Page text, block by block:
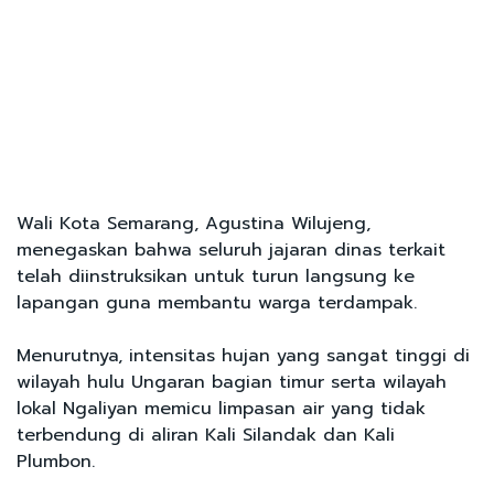
Wali Kota Semarang, Agustina Wilujeng,
menegaskan bahwa seluruh jajaran dinas terkait
telah diinstruksikan untuk turun langsung ke
lapangan guna membantu warga terdampak.
Menurutnya, intensitas hujan yang sangat tinggi di
wilayah hulu Ungaran bagian timur serta wilayah
lokal Ngaliyan memicu limpasan air yang tidak
terbendung di aliran Kali Silandak dan Kali
Plumbon.